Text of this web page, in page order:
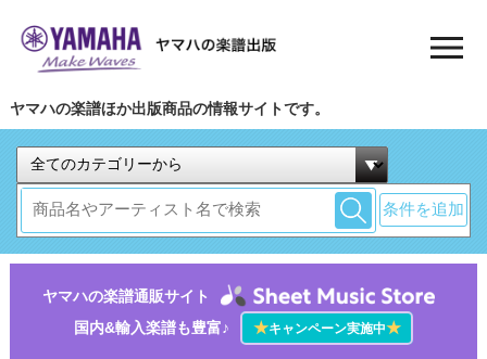
ヤマハの楽譜ほか出版商品の情報サイトです。
条件を追加
ヤマハの楽譜通販サイト
国内&輸入楽譜も豊富♪
★キャンペーン実施中★